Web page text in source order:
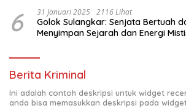
6 31 Januari 2025 2116 Lihat
Golok Sulangkar: Senjata Bertuah
Menyimpan Sejarah dan Energi
Berita Kriminal
Ini adalah contoh deskripsi untuk widget
anda bisa memasukkan deskripsi pada